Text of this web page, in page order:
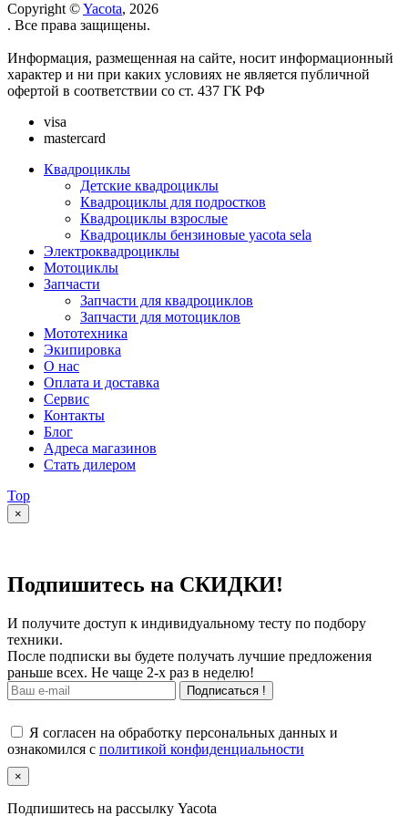
Copyright ©Yacota, 2026
. Все права защищены.
Информация, размещенная на сайте, носит информационный
характер и ни при каких условиях не является публичной
офертой в соответствии со ст. 437 ГК РФ
visa
mastercard
Квадроциклы
Детские квадроциклы
Квадроциклы для подростков
Квадроциклы взрослые
Квадроциклы бензиновые yacota sela
Электроквадроциклы
Мотоциклы
Запчасти
Запчасти для квадроциклов
Запчасти для мотоциклов
Мототехника
Экипировка
О нас
Оплата и доставка
Сервис
Контакты
Блог
Адреса магазинов
Стать дилером
Top
×
Подпишитесь на СКИДКИ!
И получите доступ к индивидуальному тесту по подбору
техники.
После подписки вы будете получать лучшие предложения
раньше всех. Не чаще 2-х раз в неделю!
Подписаться !
Я согласен на обработку персональных данных и
ознакомился с политикой конфиденциальности
×
Подпишитесь на рассылку Yacota